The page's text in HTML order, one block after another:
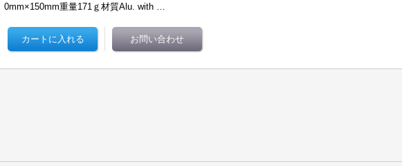
0mm×150mm重量171ｇ材質Alu. with …